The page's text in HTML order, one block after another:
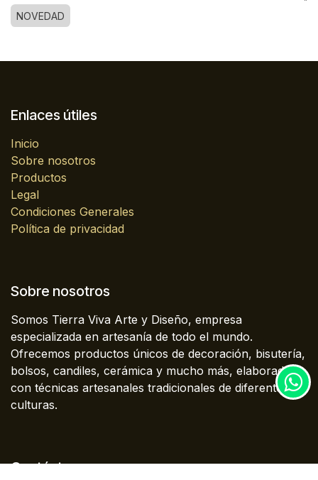
NOVEDAD
Enlaces útiles
Inicio
Sobre nosotros
Productos
Legal
Condiciones Generales
Política de privacidad
Sobre nosotros
Somos Tierra Viva Arte y Diseño, empresa
especializada en artesanía de todo el mundo.
Ofrecemos productos únicos de decoración, bisutería,
bolsos, candiles, cerámica y mucho más, elaborados
con técnicas artesanales tradicionales de diferentes
culturas.
Contáctenos